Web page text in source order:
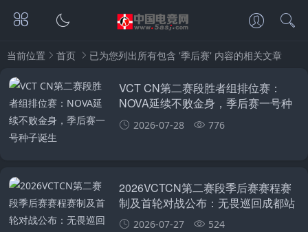
当前位置 首页 已为您列出所有包含 '季后赛' 内容的相关文章
VCT CN第二赛段胜者组排位赛：
NOVA延续不败金身，季后赛一号种
子诞生
2026-07-28 776
2026VCTCN第二赛段季后赛赛程赛
制及首轮对战公布：无畏巡回成都站
将于8月5日-8月23日打响！
2026-07-27 524